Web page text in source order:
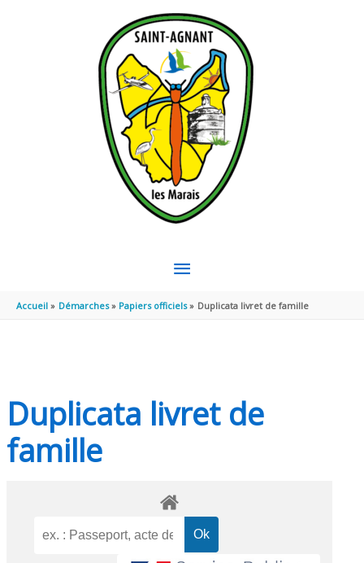
MENU
PRINCIPAL
Accueil Démarches Papiers officiels Duplicata livret de famille
Duplicata livret de
famille